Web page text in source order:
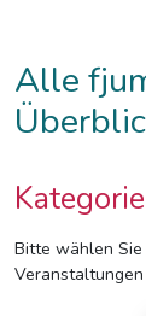
Alle
Bitte wählen Sie